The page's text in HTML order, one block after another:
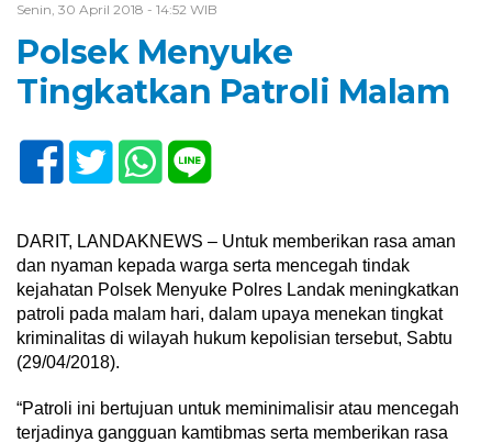
Senin, 30 April 2018 - 14:52 WIB
Polsek Menyuke
Tingkatkan Patroli Malam
DARIT, LANDAKNEWS – Untuk memberikan rasa aman
dan nyaman kepada warga serta mencegah tindak
kejahatan Polsek Menyuke Polres Landak meningkatkan
patroli pada malam hari, dalam upaya menekan tingkat
kriminalitas di wilayah hukum kepolisian tersebut, Sabtu
(29/04/2018).
“Patroli ini bertujuan untuk meminimalisir atau mencegah
terjadinya gangguan kamtibmas serta memberikan rasa